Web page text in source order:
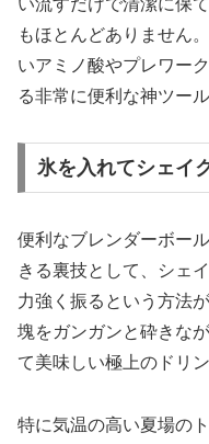
もほとんどありません
いアミノ酸やプレワー
る非常に便利な神ツール
氷を入れてシェイ
便利なブレンダーボー
きる裏技として、シェ
力強く振るという方法
塊をガンガンと砕きな
て美味しい極上のドリ
特に気温の高い夏場の